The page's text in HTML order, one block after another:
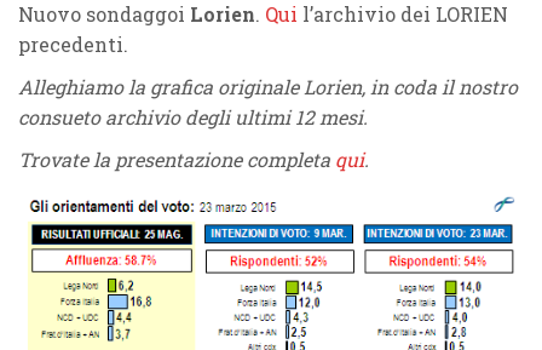
Nuovo sondaggoi Lorien. Qui l’archivio dei LORIEN
precedenti.
Alleghiamo la grafica originale Lorien, in coda il nostro
consueto archivio degli ultimi 12 mesi.
Trovate la presentazione completa qui.